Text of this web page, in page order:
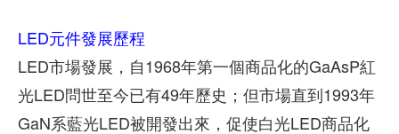
LED元件發展歷程
LED市場發展，自1968年第一個商品化的GaAsP紅
光LED問世至今已有49年歷史；但市場直到1993年
GaN系藍光LED被開發出來，促使白光LED商品化